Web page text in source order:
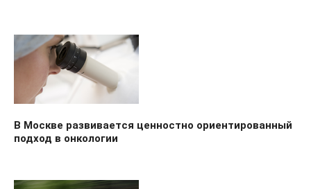
В Москве развивается ценностно ориентированный
подход в онкологии